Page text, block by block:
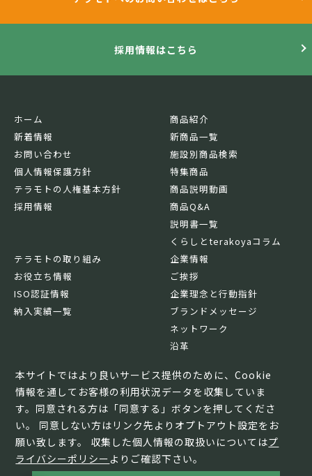
本サイトではより良いサービス提供のために、Cookie
情報を通してお客様の利用状況データを収集していま
す。同意される方は「同意する」ボタンを押してくださ
い。 同意しない方はリンク先よりオプトアウト設定をお
願い致します。 収集した個人情報の取扱いについてはプ
ライバシーポリシー よりご確認下さい。
採用情報はこちら
ホーム
新着情報
お問い合わせ
個人情報保護方針
テラモトの人権基本方針
採用情報
商品紹介
新商品一覧
施設別商品検索
特集商品
商品説明動画
商品Q&A
説明書一覧
くらしとterakoyaコラム
テラモトの取り組み
お役立ち情報
ISO認証情報
納入実績一覧
企業情報
ご挨拶
企業理念と行動指針
ブランドメッセージ
ネットワーク
沿革